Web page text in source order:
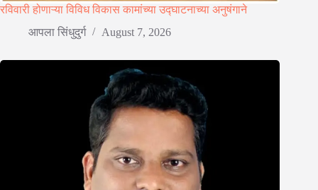
रविवारी होणाऱ्या विविध विकास कामांच्या उद्घाटनाच्या अनुषंगाने
आपला सिंधुदुर्ग
August 7, 2026